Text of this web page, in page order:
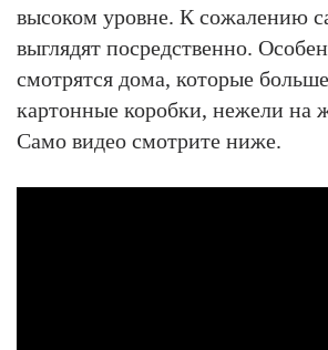
высоком уровне. К сожалению
выглядят посредственно.
смотрятся дома, которые
картонные коробки, нежели на
Само видео смотрите ниже.